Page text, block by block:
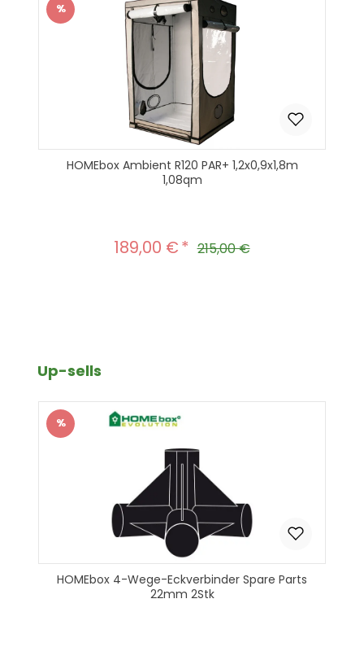
Rabatt
%
HOMEbox Ambient R120 PAR+ 1,2x0,9x1,8m
1,08qm
Verkaufspreis:
189,00 € Regulärer Preis:
215,00 €
Produktgalerie überspringen
Up-sells
Rabatt
%
HOMEbox 4-Wege-Eckverbinder Spare Parts
22mm 2Stk